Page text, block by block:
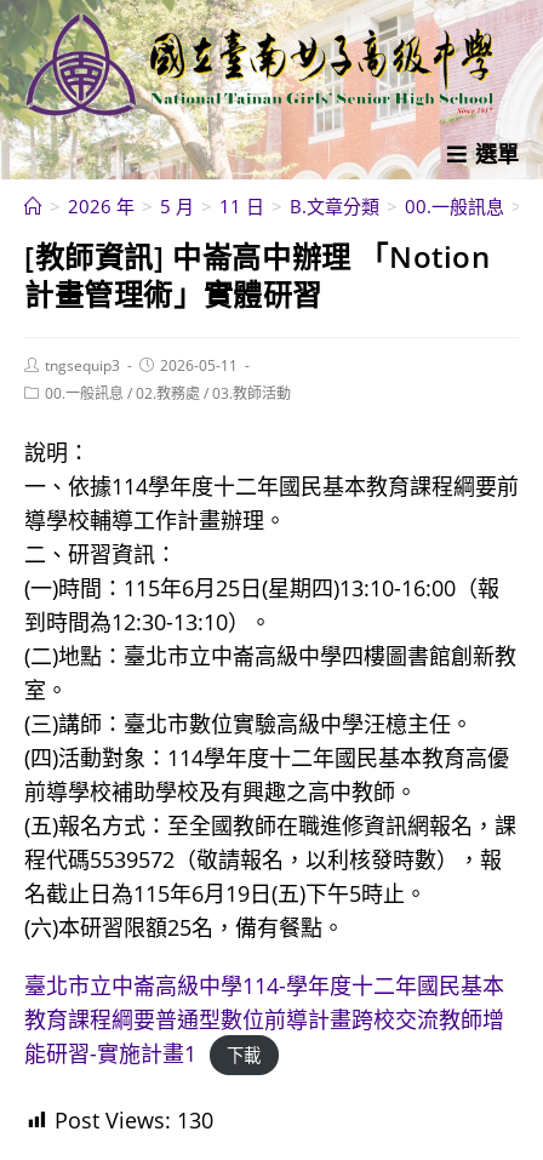
跳
轉
至
主
要
內
選單
> 2026 年 > 5 月 > 11 日 > B.文章分類 > 00.一般訊息 >
[教師資訊] 中崙高中辦理 「Notion
計畫管理術」實體研習
Post
author:
tngsequip3
Post
published:
2026-05-11
Post00.一般訊息 /02.教務處 /03.教師活動
說明：
一、依據114學年度十二年國民基本教育課程綱要前
導學校輔導工作計畫辦理。
二、研習資訊：
(一)時間：115年6月25日(星期四)13:10-16:00（報
到時間為12:30-13:10）。
(二)地點：臺北市立中崙高級中學四樓圖書館創新教
室。
(三)講師：臺北市數位實驗高級中學汪檍主任。
(四)活動對象：114學年度十二年國民基本教育高優
前導學校補助學校及有興趣之高中教師。
(五)報名方式：至全國教師在職進修資訊網報名，課
程代碼5539572（敬請報名，以利核發時數），報
名截止日為115年6月19日(五)下午5時止。
(六)本研習限額25名，備有餐點。
臺北市立中崙高級中學114-學年度十二年國民基本
教育課程綱要普通型數位前導計畫跨校交流教師增
能研習-實施計畫1
下載
Post Views: 130